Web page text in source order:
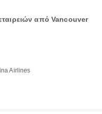
από Vancouver
Airlines